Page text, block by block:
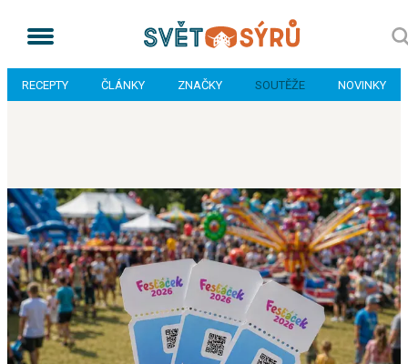
RECEPTY ČLÁNKY ZNAČKY SOUTĚŽE NOVINKY